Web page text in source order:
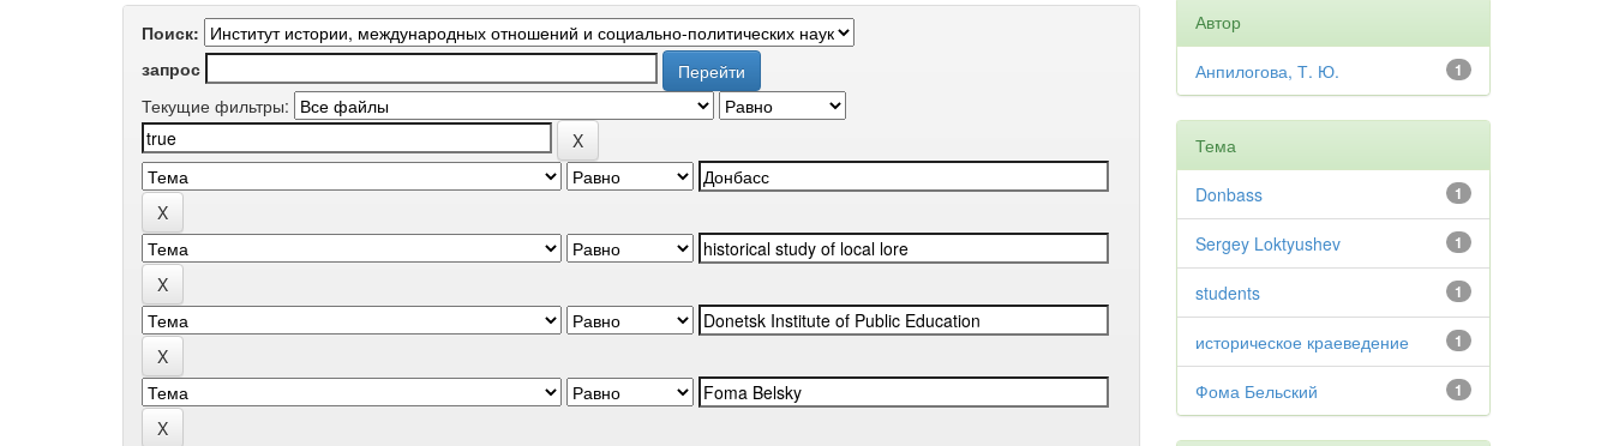
Поиск:
запрос
Текущие фильтры:
Автор
1
Анпилогова, Т. Ю.
Тема
1
Donbass
1
Sergey Loktyushev
1
students
1
историческое краеведение
1
Фома Бельский